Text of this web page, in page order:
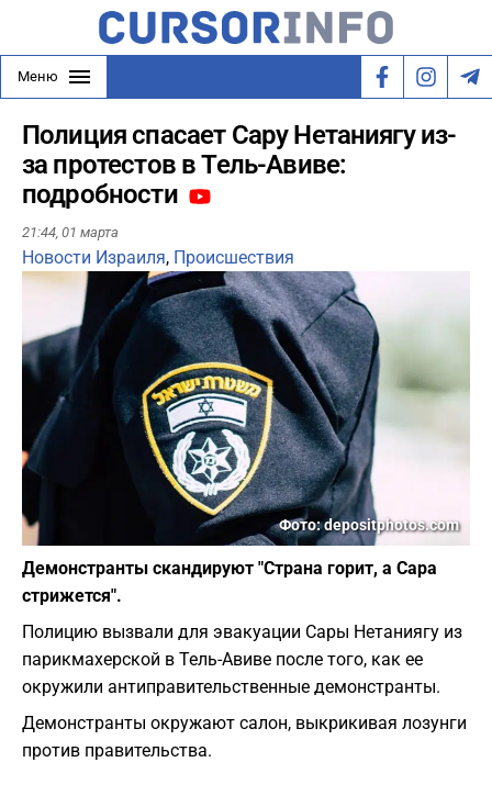
Меню
Полиция спасает Сару Нетаниягу из-
за протестов в Тель-Авиве:
подробности
21:44, 01 марта
Новости Израиля, Происшествия
Фото: depositphotos.com
Демонстранты скандируют "Страна горит, а Сара
стрижется".
Полицию вызвали для эвакуации Сары Нетаниягу из
парикмахерской в ​​Тель-Авиве после того, как ее
окружили антиправительственные демонстранты.
Демонстранты окружают салон, выкрикивая лозунги
против правительства.